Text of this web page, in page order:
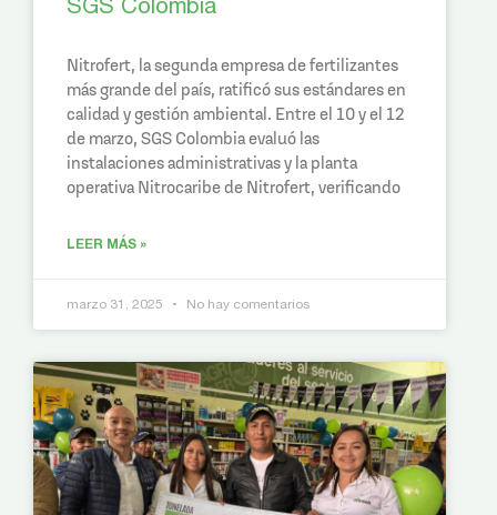
Nitrofert, la segunda empresa de fertilizantes
más grande del país, ratificó sus estándares en
calidad y gestión ambiental. Entre el 10 y el 12
de marzo, SGS Colombia evaluó las
instalaciones administrativas y la planta
operativa Nitrocaribe de Nitrofert, verificando
LEER MÁS »
marzo 31, 2025 No hay comentarios